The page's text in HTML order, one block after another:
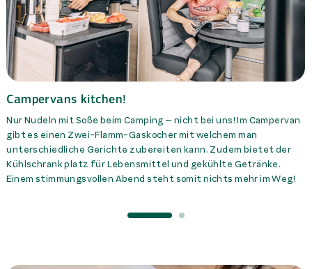
Campervans kitchen!
Nur Nudeln mit Soße beim Camping – nicht bei uns! Im Campervan
gibt es einen Zwei-Flamm-Gaskocher mit welchem man
unterschiedliche Gerichte zubereiten kann. Zudem bietet der
Kühlschrank platz für Lebensmittel und gekühlte Getränke.
Einem stimmungsvollen Abend steht somit nichts mehr im Weg!